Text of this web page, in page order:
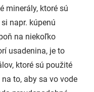
minerály, ktoré sú
napr. kúpenú
na niekoľko
usadenina, je to
ktoré sú použité
to, aby sa vo vode